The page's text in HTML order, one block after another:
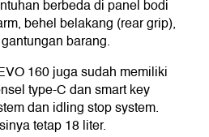
berbeda di panel bodi
behel belakang (rear grip),
barang.
160 juga sudah memiliki
type-C dan smart key
dan idling stop system.
tetap 18 liter.